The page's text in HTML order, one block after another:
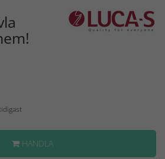
HANDLA